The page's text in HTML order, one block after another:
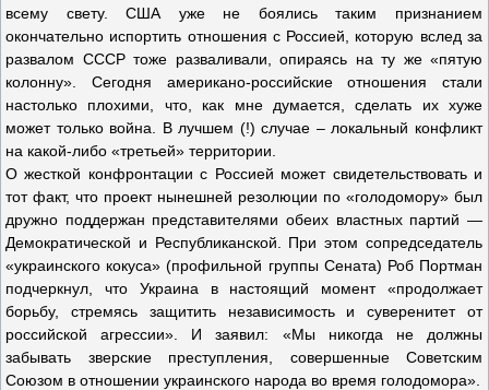
всему свету. США уже не боялись таким признанием
окончательно испортить отношения с Россией, которую вслед за
развалом СССР тоже разваливали, опираясь на ту же «пятую
колонну». Сегодня американо-российские отношения стали
настолько плохими, что, как мне думается, сделать их хуже
может только война. В лучшем (!) случае – локальный конфликт
на какой-либо «третьей» территории.
О жесткой конфронтации с Россией может свидетельствовать и
тот факт, что проект нынешней резолюции по «голодомору» был
дружно поддержан представителями обеих властных партий —
Демократической и Республиканской. При этом сопредседатель
«украинского кокуса» (профильной группы Сената) Роб Портман
подчеркнул, что Украина в настоящий момент «продолжает
борьбу, стремясь защитить независимость и суверенитет от
российской агрессии». И заявил: «Мы никогда не должны
забывать зверские преступления, совершенные Советским
Союзом в отношении украинского народа во время голодомора».